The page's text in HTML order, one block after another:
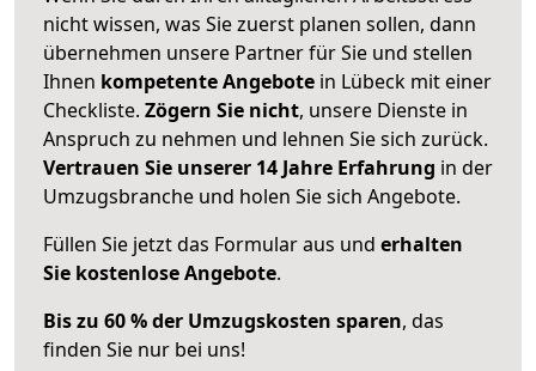
nicht wissen, was Sie zuerst planen sollen, dann
übernehmen unsere Partner für Sie und stellen
Ihnen kompetente Angebote in Lübeck mit einer
Checkliste. Zögern Sie nicht, unsere Dienste in
Anspruch zu nehmen und lehnen Sie sich zurück.
Vertrauen Sie unserer 14 Jahre Erfahrung in der
Umzugsbranche und holen Sie sich Angebote.
Füllen Sie jetzt das Formular aus und erhalten
Sie kostenlose Angebote.
Bis zu 60 % der Umzugskosten sparen, das
finden Sie nur bei uns!